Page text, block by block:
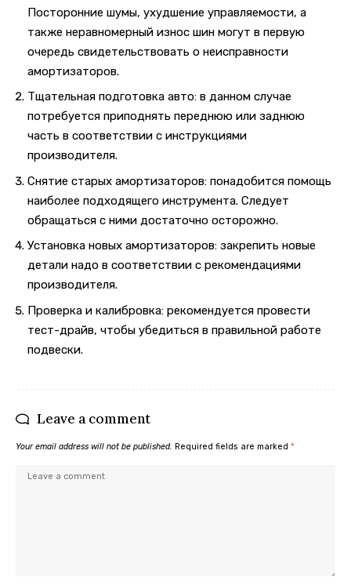
Посторонние шумы, ухудшение управляемости, а
также неравномерный износ шин могут в первую
очередь свидетельствовать о неисправности
амортизаторов.
Тщательная подготовка авто: в данном случае
потребуется приподнять переднюю или заднюю
часть в соответствии с инструкциями
производителя.
Снятие старых амортизаторов: понадобится помощь
наиболее подходящего инструмента. Следует
обращаться с ними достаточно осторожно.
Установка новых амортизаторов: закрепить новые
детали надо в соответствии с рекомендациями
производителя.
Проверка и калибровка: рекомендуется провести
тест-драйв, чтобы убедиться в правильной работе
подвески.
Leave a comment
Your email address will not be published. Required fields are marked *